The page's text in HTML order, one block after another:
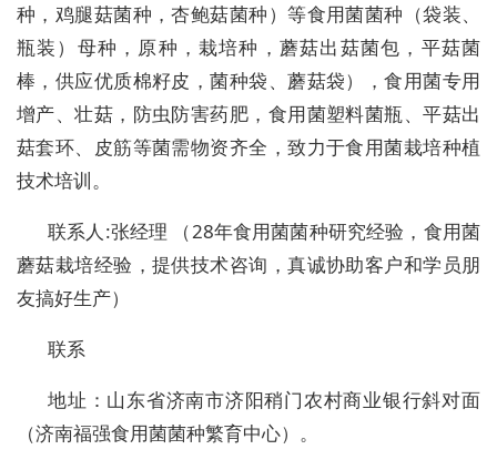
种，鸡腿菇菌种，杏鲍菇菌种）等食用菌菌种（袋装、
瓶装）母种，原种，栽培种，蘑菇出菇菌包，平菇菌
棒，供应优质棉籽皮，菌种袋、蘑菇袋），食用菌专用
增产、壮菇，防虫防害药肥，食用菌塑料菌瓶、平菇出
菇套环、皮筋等菌需物资齐全，致力于食用菌栽培种植
技术培训。
联系人:张经理 （28年食用菌菌种研究经验，食用菌
蘑菇栽培经验，提供技术咨询，真诚协助客户和学员朋
友搞好生产）
联系
地址：山东省济南市济阳稍门农村商业银行斜对面
（济南福强食用菌菌种繁育中心）。